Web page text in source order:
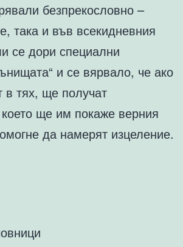
безпрекословно –
така и във всекидневния
се дори специални
и се вярвало, че ако
в тях, ще получат
ще им покаже верния
да намерят изцеление.